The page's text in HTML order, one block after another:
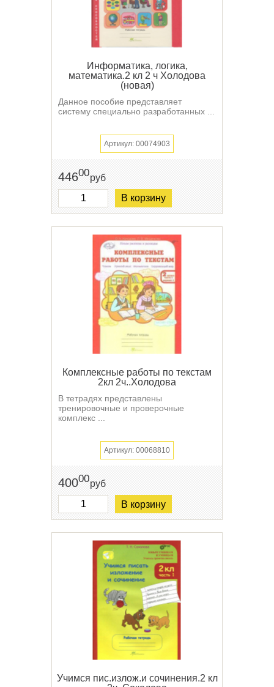
Информатика, логика,
математика.2 кл 2 ч Холодова
(новая)
Данное пособие представляет
систему специально разработанных ...
Артикул: 00074903
44600руб
В корзину
Комплексные работы по текстам
2кл 2ч..Холодова
В тетрадях представлены
тренировочные и проверочные
комплекс ...
Артикул: 00068810
40000руб
В корзину
Учимся пис.излож.и сочинения.2 кл